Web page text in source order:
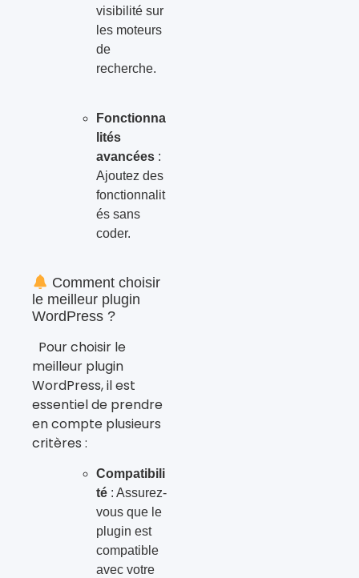
visibilité sur
les moteurs
de
recherche.
Fonctionna
lités
avancées :
Ajoutez des
fonctionnalit
és sans
coder.
Comment choisir
le meilleur plugin
WordPress ?
Pour choisir le
meilleur plugin
WordPress, il est
essentiel de prendre
en compte plusieurs
critères :
Compatibili
té : Assurez-
vous que le
plugin est
compatible
avec votre